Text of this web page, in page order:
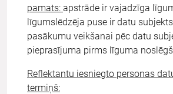
pamats: apstrāde ir vajadzīga
līgumslēdzēja puse ir datu
pasākumu veikšanai pēc datu
pieprasījuma pirms līguma
Reflektantu iesniegto personas
termiņš: